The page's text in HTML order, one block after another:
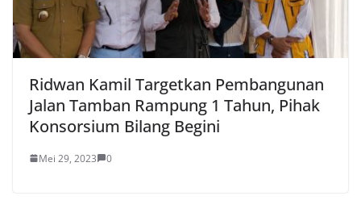
Ridwan Kamil Targetkan Pembangunan
Jalan Tamban Rampung 1 Tahun, Pihak
Konsorsium Bilang Begini
Mei 29, 2023 0